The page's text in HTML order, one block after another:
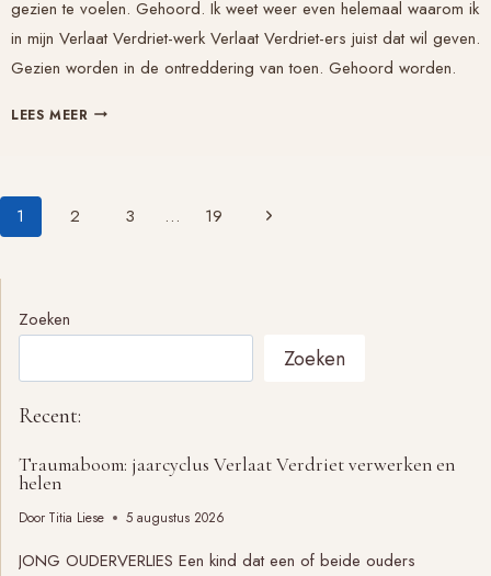
gezien te voelen. Gehoord. Ik weet weer even helemaal waarom ik
in mijn Verlaat Verdriet-werk Verlaat Verdriet-ers juist dat wil geven.
Gezien worden in de ontreddering van toen. Gehoord worden.
LEES MEER ONTREDDERING:
WORDEN
Paginanavigatie
1 2 3 … 19
Volgende
Zoeken
Zoeken
Recent:
Traumaboom: jaarcyclus Verlaat Verdriet verwerken en
helen
Door Titia Liese 5 augustus 2026
JONG OUDERVERLIES Een kind dat een of beide ouders